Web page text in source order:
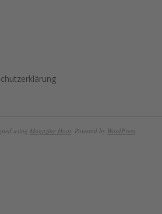
using Magazine Hoot. Powered by WordPress.